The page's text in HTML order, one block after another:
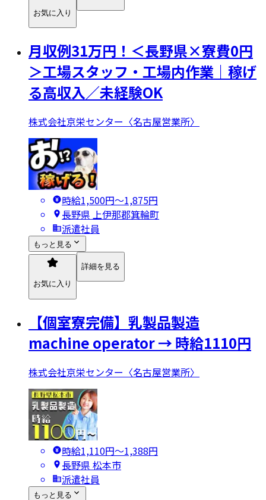
お気に入り
月収例31万円！＜長野県×寮費0円
＞工場スタッフ・工場内作業｜稼げ
る高収入／未経験OK
株式会社京栄センター〈名古屋営業所〉
時給1,500円〜1,875円
長野県 上伊那郡箕輪町
派遣社員
もっと見る
お気に入り
詳細を見る
【個室寮完備】乳製品製造
machine operator → 時給1110円
株式会社京栄センター〈名古屋営業所〉
時給1,110円〜1,388円
長野県 松本市
派遣社員
もっと見る